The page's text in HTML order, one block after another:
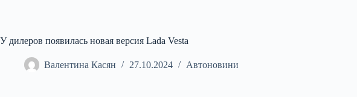
У дилеров появилась новая версия Lada Vesta
Валентина Касян 27.10.2024 Автоновини